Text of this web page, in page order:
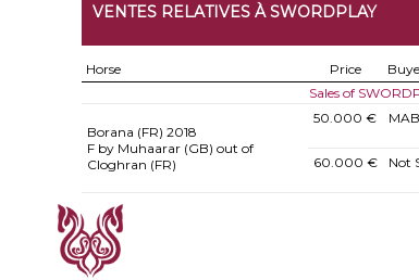
VENTES RELATIVES À SWORDPLAY
Horse Price
Sales of
Borana (FR) 2018
F by Muhaarar (GB) out of
Cloghran (FR)
50.000 €
60.000 € Not